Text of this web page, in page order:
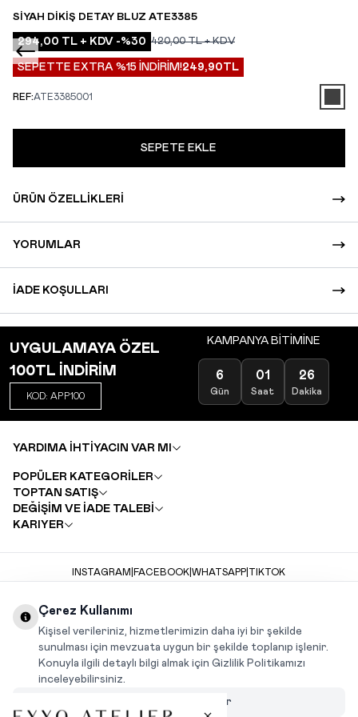
SIYAH DIKIŞ DETAY BLUZ ATE3385
294,00 TL + KDV -%30 420,00TL + KDV
SEPETTE EXTRA %15 İNDİRİM!249,90TL
REF:ATE3385001
SEPETE EKLE
ÜRÜN ÖZELLIKLERI
YORUMLAR
İADE KOŞULLARI
UYGULAMAYA ÖZEL
100TL İNDİRİM
KOD: APP100
KAMPANYA BİTİMİNE
6
Gün
01
Saat
26
Dakika
YARDIMA İHTİYACIN VAR MI
POPÜLER KATEGORİLER
TOPTAN SATIŞ
DEĞİŞİM VE İADE TALEBİ
KARIYER
INSTAGRAM FACEBOOK |WHATSAPP TIKTOK
Çerez Kullanımı
Kişisel verileriniz, hizmetlerimizin daha iyi bir şekilde
sunulması için mevzuata uygun bir şekilde toplanıp işlenir.
Konuyla ilgili detaylı bilgi almak için Gizlilik Politikamızı
inceleyebilirsiniz.
Çerezleri Özelleştir